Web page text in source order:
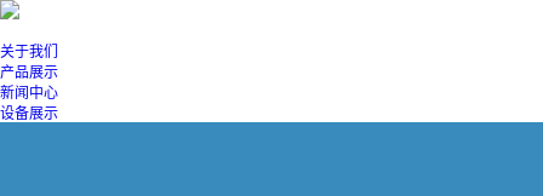
关于我们
产品展示
新闻中心
设备展示